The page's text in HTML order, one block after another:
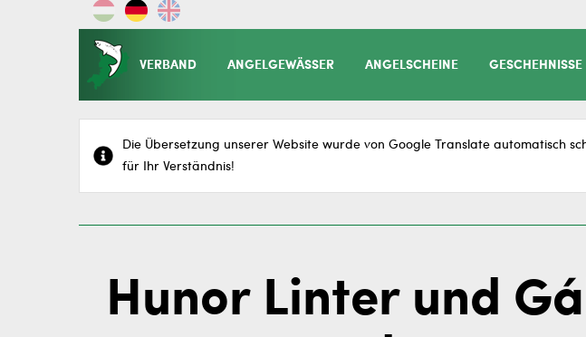
VERBAND ANGELGEWÄSSER ANGELSCHEINE GESCHEHNISSE
Die Übersetzung unserer Website wurde von Google Translate automatisch
für Ihr Verständnis!
Hunor Linter und